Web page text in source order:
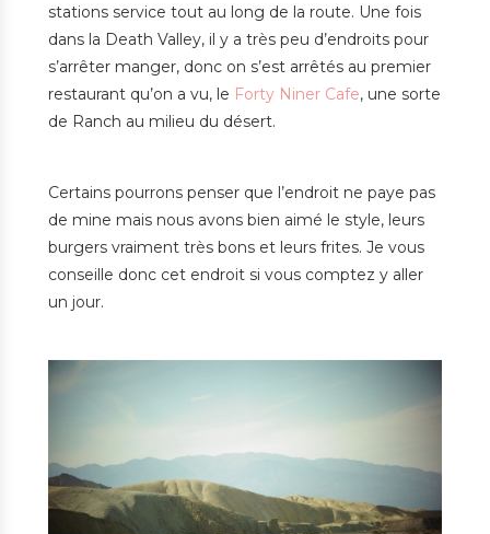
stations service tout au long de la route. Une fois
dans la Death Valley, il y a très peu d’endroits pour
s’arrêter manger, donc on s’est arrêtés au premier
restaurant qu’on a vu, le Forty Niner Cafe, une sorte
de Ranch au milieu du désert.
Certains pourrons penser que l’endroit ne paye pas
de mine mais nous avons bien aimé le style, leurs
burgers vraiment très bons et leurs frites. Je vous
conseille donc cet endroit si vous comptez y aller
un jour.